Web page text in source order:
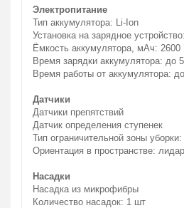
Электропитание
Тип аккумулятора: Li-Ion
Установка на зарядное
Ёмкость аккумулятора, мАч: 2600
Время зарядки аккумулятора: до
Время работы от аккумулятора:
Датчики
Датчики препятствий
Датчик определения ступенек
Тип ограничительной зоны
Ориентация в пространстве:
Насадки
Насадка из микрофибры
Количество насадок: 1 шт